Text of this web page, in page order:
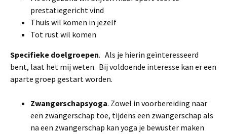
prestatiegericht vind
Thuis wil komen in jezelf
Tot rust wil komen
Specifieke doelgroepen. Als je hierin geïnteresseerd
bent, laat het mij weten. Bij voldoende interesse kan er een
aparte groep gestart worden.
Zwangerschapsyoga. Zowel in voorbereiding naar
een zwangerschap toe, tijdens een zwangerschap als
na een zwangerschap kan yoga je bewuster maken